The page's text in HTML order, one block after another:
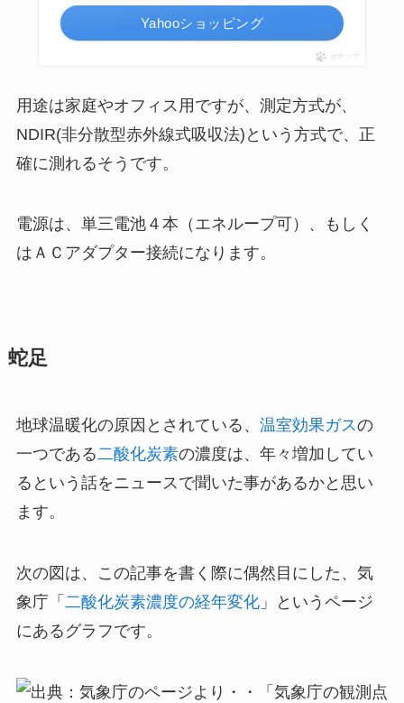
Yahooショッピング
ポチップ
用途は家庭やオフィス用ですが、測定方式が、
NDIR(非分散型赤外線式吸収法)という方式で、正
確に測れるそうです。
電源は、単三電池４本（エネループ可）、もしく
はＡＣアダプター接続になります。
蛇足
地球温暖化の原因とされている、 温室効果ガスの
一つである二酸化炭素の濃度は、年々増加してい
るという話をニュースで聞いた事があるかと思い
ます。
次の図は、この記事を書く際に偶然目にした、気
象庁「 二酸化炭素濃度の経年変化」というページ
にあるグラフです。